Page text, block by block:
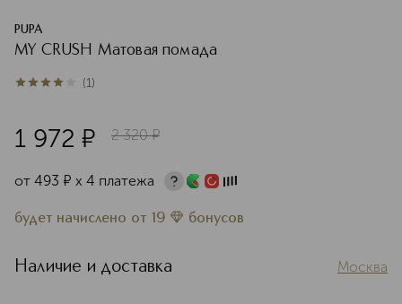
PUPA
MY CRUSH Матовая помада
4из 51 (1)
1 972 ¤ 2 320 ¤
от 493 ¤ х 4 платежа
будет начислено от 19 бонусов
Наличие и доставка Москва